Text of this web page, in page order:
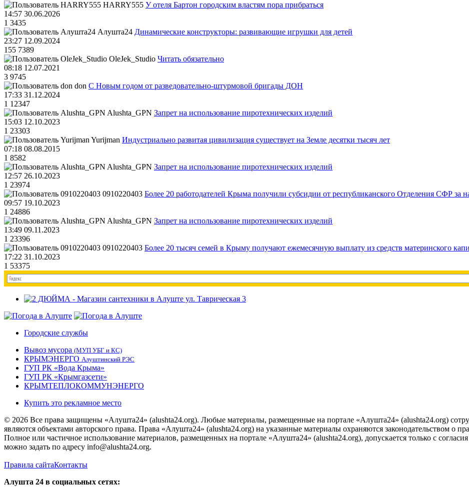
HARRY555 У отеля Бартон городским властям пора прибраться
14:57 30.06.2026
1 3435
Алушта24 Динамические конструкторы: развивающие игрушки для детей
23:27 12.09.2024
155 7389
OleJek_Studio Читать обязательно
08:18 12.07.2021
3 9745
don С Новым годом от разведовательно-штурмовой бригады ДОН
17:33 31.12.2024
1 12347
Alushta_GPN Запрет на использование пиротехнических изделий
15:03 12.10.2023
1 23303
Yurijman Индустриально развитая цивилизация существует на Земле десятки тысяч лет
07:18 08.08.2015
1 8582
Alushta_GPN Запрет на использование пиротехнических изделий
12:57 26.10.2023
1 23974
0910220403 Более 20 работодателей Крыма получили субсидии от республиканского Отделения СФР за
09:57 19.10.2023
1 24886
Alushta_GPN Запрет на использование пиротехнических изделий
13:49 09.11.2023
1 23396
0910220403 Более 20 тысяч семей в Крыму получают ежемесячную выплату из средств материнского
17:22 31.10.2023
1 53375
Городские службы
Вывоз мусора (МУП УБГ и КС)
КРЫМЭНЕРГО Алуштинский РЭС
ГУП РК «Вода Крыма»
ГУП РК «Крымгазсети»
КРЫМТЕПЛОКОММУНЭНЕРГО
Купить это рекламное место
© 2026 Все права защищены «Алушта24» (alushta24.org). Любые материалы, размещенные на портале «Алушта24» (alushta24.org)
являются объектами авторского права. Права «Алушта24» (alushta24.org) на указанные материалы охраняются законодательством о
Полное или частичное использование материалов, размещенных на портале «Алушта24» (alushta24.org), допускается только с
можно задать по адресу info@alushta24.org.
Правила сайтаКонтакты
Алушта 24 в социальных сетях: